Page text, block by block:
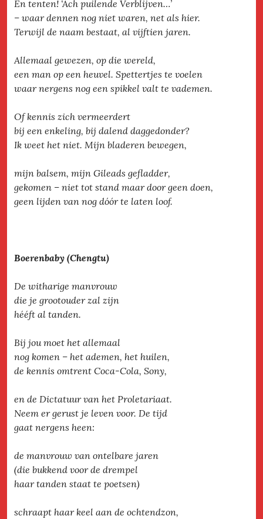
En tenten! ‘Ach puilende Verblijven…’
– waar dennen nog niet waren, net als hier.
Terwijl de naam bestaat, al vijftien jaren.
Allemaal gewezen, op die wereld,
een man op een heuvel. Spettertjes te voelen
waar nergens nog een spikkel valt te vademen.
Of kennis zich vermeerdert
bij een enkeling, bij dalend daggedonder?
Ik weet het niet. Mijn bladeren bewegen,
mijn balsem, mijn Gileads gefladder,
gekomen – niet tot stand maar door geen doen,
geen lijden van nog dóór te laten loof.
Boerenbaby (Chengtu)
De witharige manvrouw
die je grootouder zal zijn
hééft al tanden.
Bij jou moet het allemaal
nog komen – het ademen, het huilen,
de kennis omtrent Coca-Cola, Sony,
en de Dictatuur van het Proletariaat.
Neem er gerust je leven voor. De tijd
gaat nergens heen:
de manvrouw van ontelbare jaren
(die bukkend voor de drempel
haar tanden staat te poetsen)
schraapt haar keel aan de ochtendzon,